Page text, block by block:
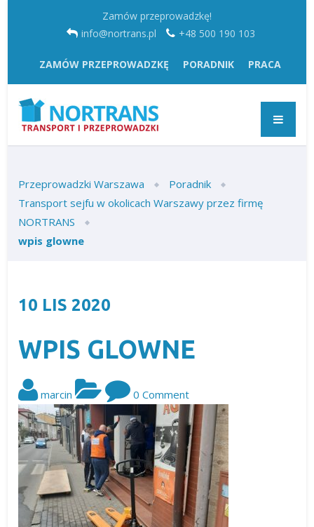
Zamów przeprowadzkę!
info@nortrans.pl
+48 500 190 103
ZAMÓW PRZEPROWADZKĘ PORADNIK PRACA
Przeprowadzki Warszawa
Poradnik
Transport sejfu w okolicach Warszawy przez firmę
NORTRANS
wpis glowne
10 LIS2020
WPIS GLOWNE
marcin 0 Comment